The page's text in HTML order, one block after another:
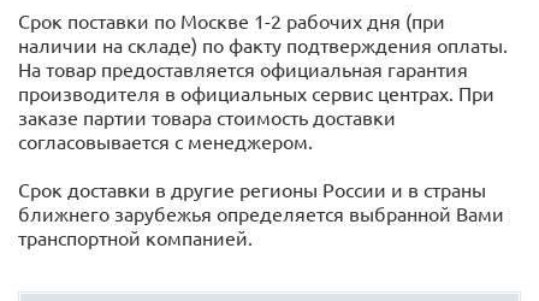
Срок поставки по Москве 1-2 рабочих дня (при
наличии на складе) по факту подтверждения оплаты.
На товар предоставляется официальная гарантия
производителя в официальных сервис центрах. При
заказе партии товара стоимость доставки
согласовывается с менеджером.
Срок доставки в другие регионы России и в страны
ближнего зарубежья определяется выбранной Вами
транспортной компанией.